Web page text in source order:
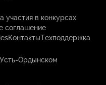
участия в конкурсах
соглашение
КонтактыТехподдержка
Ордынском